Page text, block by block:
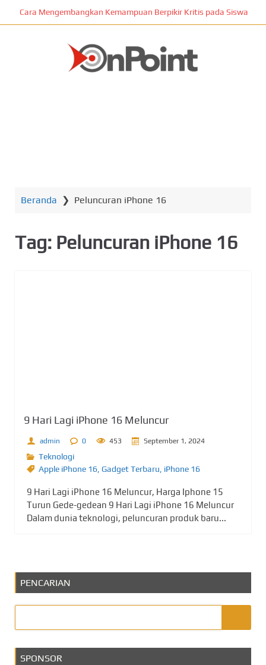
Cara Mengembangkan Kemampuan Berpikir Kritis pada Siswa
Beranda ❯ Peluncuran iPhone 16
Tag: Peluncuran iPhone 16
9 Hari Lagi iPhone 16 Meluncur
admin 0 453 September 1, 2024
Teknologi
Apple iPhone 16, Gadget Terbaru, iPhone 16
9 Hari Lagi iPhone 16 Meluncur, Harga Iphone 15
Turun Gede-gedean 9 Hari Lagi iPhone 16 Meluncur
Dalam dunia teknologi, peluncuran produk baru...
PENCARIAN
SPONSOR